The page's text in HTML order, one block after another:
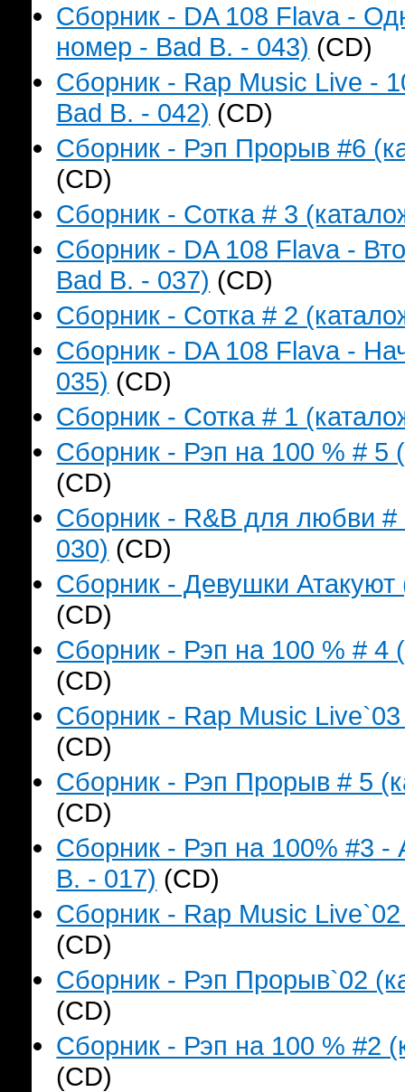
Сборник - DA 108 Flava -
номер - Bad B. - 043) (CD)
Сборник - Rap Music Live -
Bad B. - 042) (CD)
Сборник - Рэп Прорыв #6
(CD)
Сборник - Сотка # 3
Сборник - DA 108 Flava -
Bad B. - 037) (CD)
Сборник - Сотка # 2
Сборник - DA 108 Flava -
035) (CD)
Сборник - Сотка # 1
Сборник - Рэп на 100 % # 5
(CD)
Сборник - R&B для любви
030) (CD)
Сборник - Девушки
(CD)
Сборник - Рэп на 100 % # 4
(CD)
Сборник - Rap Music
(CD)
Сборник - Рэп Прорыв # 5
(CD)
Сборник - Рэп на 100% #3
B. - 017) (CD)
Сборник - Rap Music
(CD)
Сборник - Рэп Прорыв`02
(CD)
Сборник - Рэп на 100 % #2
(CD)